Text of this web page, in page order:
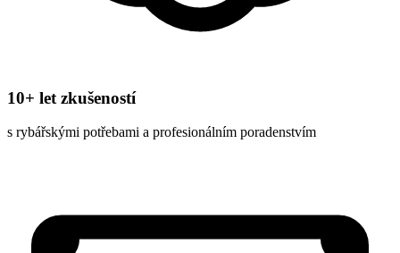
10+ let zkušeností
s rybářskými potřebami a profesionálním poradenstvím